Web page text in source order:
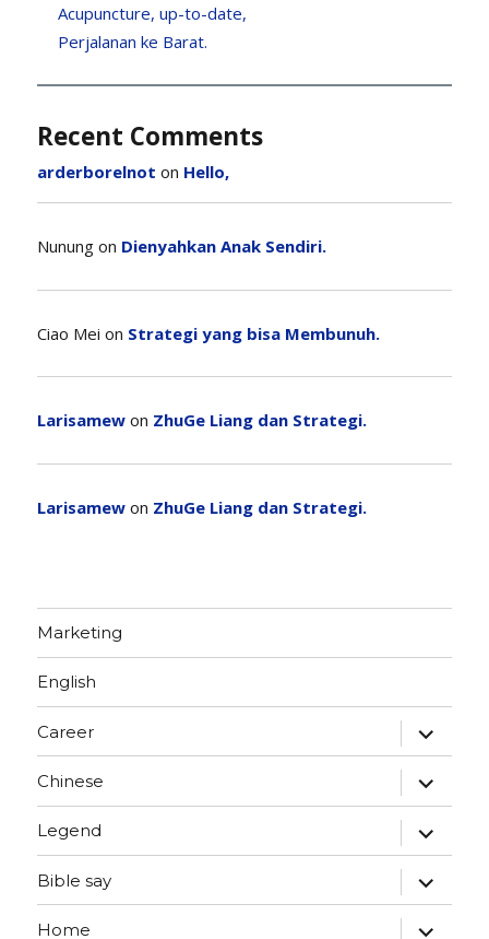
Acupuncture, up-to-date,
Perjalanan ke Barat.
Recent Comments
arderborelnot on Hello,
Nunung on Dienyahkan Anak Sendiri.
Ciao Mei on Strategi yang bisa Membunuh.
Larisamew on ZhuGe Liang dan Strategi.
Larisamew on ZhuGe Liang dan Strategi.
Marketing
English
Career expand
child
menu
Chinese expand
child
menu
Legend expand
child
menu
Bible say expand
child
menu
Home expand